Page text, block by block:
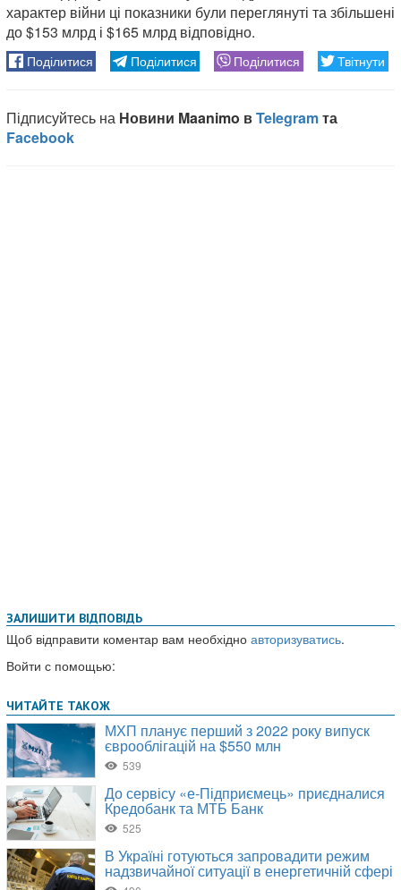
характер війни ці показники були переглянуті та збільшені
до $153 млрд і $165 млрд відповідно.
ЗАЛИШИТИ ВІДПОВІДЬ
Щоб відправити коментар вам необхідно авторизуватись.
Войти с помощью: